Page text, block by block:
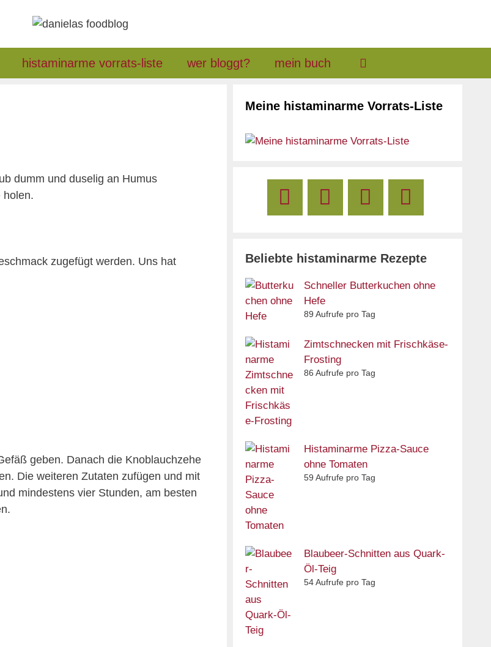
histaminarme vorrats-liste wer bloggt? mein buch
dumm und duselig an Humus
holen.
zugefügt werden. Uns hat
geben. Danach die Knoblauchzehe
Die weiteren Zutaten zufügen und mit
mindestens vier Stunden, am besten
Meine histaminarme Vorrats-Liste
Beliebte histaminarme Rezepte
Schneller Butterkuchen ohne
Hefe
89 Aufrufe pro Tag
Zimtschnecken mit Frischkäse-
Frosting
86 Aufrufe pro Tag
Histaminarme Pizza-Sauce
ohne Tomaten
59 Aufrufe pro Tag
Blaubeer-Schnitten aus Quark-
Öl-Teig
54 Aufrufe pro Tag